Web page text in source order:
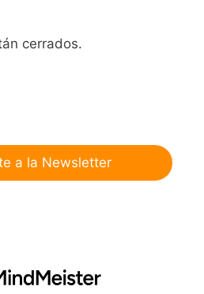
cerrados.
a la Newsletter